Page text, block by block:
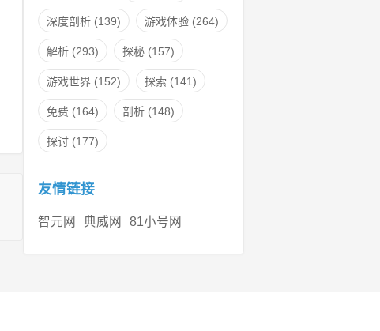
深度剖析 (139) 游戏体验 (264)
解析 (293) 探秘 (157)
游戏世界 (152) 探索 (141)
免费 (164) 剖析 (148)
探讨 (177)
友情链接
智元网 典威网 81小号网